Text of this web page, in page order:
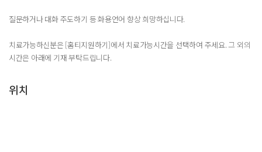
질문하거나 대화 주도하기 등 화용언어 향상 희망하십니다.
치료가능하신분은 [홈티지원하기]에서 치료가능시간을 선택하여 주세요. 그 외의
시간은 아래에 기재 부탁드립니다.
위치